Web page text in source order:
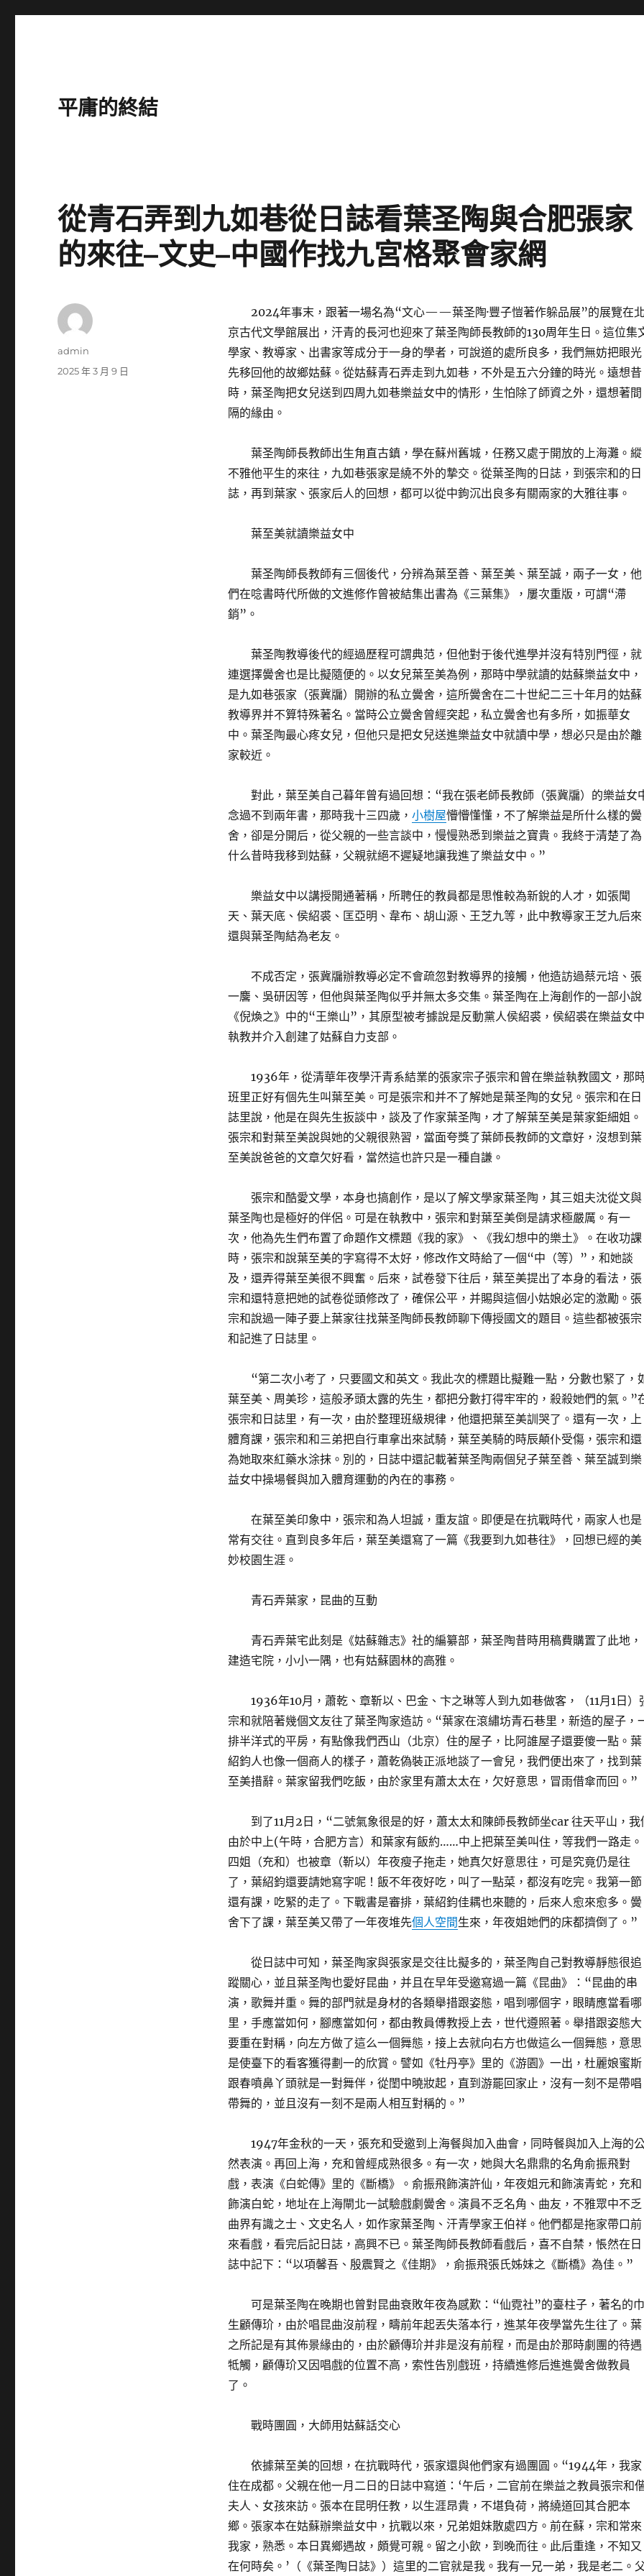
平庸的終結
從青石弄到九如巷從日誌看葉圣陶與合肥張家
的來往–文史–中國作找九宮格聚會家網
2024年事末，跟著一場名為“文心——葉圣陶·豐子愷著作躲品展”的展覽在
京古代文學館展出，汗青的長河也迎來了葉圣陶師長教師的130周年生日。這位集
學家、教導家、出書家等成分于一身的學者，可說道的處所良多，我們無妨把眼光
先移回他的故鄉姑蘇。從姑蘇青石弄走到九如巷，不外是五六分鐘的時光。遠想昔
時，葉圣陶把女兒送到四周九如巷樂益女中的情形，生怕除了師資之外，還想著間
隔的緣由。
葉圣陶師長教師出生甪直古鎮，學在蘇州舊城，任務又處于開放的上海灘。縱
不雅他平生的來往，九如巷張家是繞不外的摯交。從葉圣陶的日誌，到張宗和的日
誌，再到葉家、張家后人的回想，都可以從中鉤沉出良多有關兩家的大雅往事。
葉至美就讀樂益女中
葉圣陶師長教師有三個後代，分辨為葉至善、葉至美、葉至誠，兩子一女，他
們在唸書時代所做的文進修作曾被結集出書為《三葉集》，屢次重版，可謂“滯
銷”。
葉圣陶教導後代的經過歷程可謂典范，但他對于後代進學并沒有特別門徑，就
連選擇黌舍也是比擬隨便的。以女兒葉至美為例，那時中學就讀的姑蘇樂益女中，
是九如巷張家（張冀牖）開辦的私立黌舍，這所黌舍在二十世紀二三十年月的姑蘇
教導界并不算特殊著名。當時公立黌舍曾經突起，私立黌舍也有多所，如振華女
中。葉圣陶最心疼女兒，但他只是把女兒送進樂益女中就讀中學，想必只是由於離
家較近。
對此，葉至美自己暮年曾有過回想：“我在張老師長教師（張冀牖）的樂益女
念過不到兩年書，那時我十三四歲， 小樹屋懵懵懂懂，不了解樂益是所什么樣的黌
舍，卻是分開后，從父親的一些言談中，慢慢熟悉到樂益之寶貴。我終于清楚了為
什么昔時我移到姑蘇，父親就絕不遲疑地讓我進了樂益女中。”
樂益女中以講授開通著稱，所聘任的教員都是思惟較為新銳的人才，如張聞
天、葉天底、侯紹裘、匡亞明、韋布、胡山源、王芝九等，此中教導家王芝九后來
還與葉圣陶結為老友。
不成否定，張冀牖辦教導必定不會疏忽對教導界的接觸，他造訪過蔡元培、張
一麐、吳研因等，但他與葉圣陶似乎并無太多交集。葉圣陶在上海創作的一部小說
《倪煥之》中的“王樂山”，其原型被考據說是反動黨人侯紹裘，侯紹裘在樂益女中
執教并介入創建了姑蘇自力支部。
1936年，從清華年夜學汗青系結業的張家宗子張宗和曾在樂益執教國文，那
班里正好有個先生叫葉至美。可是張宗和并不了解她是葉圣陶的女兒。張宗和在日
誌里說，他是在與先生扳談中，談及了作家葉圣陶，才了解葉至美是葉家鉅細姐。
張宗和對葉至美說與她的父親很熟習，當面夸獎了葉師長教師的文章好，沒想到葉
至美說爸爸的文章欠好看，當然這也許只是一種自謙。
張宗和酷愛文學，本身也搞創作，是以了解文學家葉圣陶，其三姐夫沈從文與
葉圣陶也是極好的伴侶。可是在執教中，張宗和對葉至美倒是請求極嚴厲。有一
次，他為先生們布置了命題作文標題《我的家》、《我幻想中的樂土》。在收功課
時，張宗和說葉至美的字寫得不太好，修改作文時給了一個“中（等）”，和她談
及，還弄得葉至美很不興奮。后來，試卷發下往后，葉至美提出了本身的看法，張
宗和還特意把她的試卷從頭修改了，確保公平，并賜與這個小姑娘必定的激勵。張
宗和說過一陣子要上葉家往找葉圣陶師長教師聊下傳授國文的題目。這些都被張宗
和記進了日誌里。
“第二次小考了，只要國文和英文。我此次的標題比擬難一點，分數也緊了，
葉至美、周美珍，這般矛頭太露的先生，都把分數打得牢牢的，殺殺她們的氣。”
張宗和日誌里，有一次，由於整理班級規律，他還把葉至美訓哭了。還有一次，上
體育課，張宗和和三弟把自行車拿出來試騎，葉至美騎的時辰顛仆受傷，張宗和還
為她取來紅藥水涂抹。別的，日誌中還記載著葉圣陶兩個兒子葉至善、葉至誠到樂
益女中操場餐與加入體育運動的內在的事務。
在葉至美印象中，張宗和為人坦誠，重友誼。即便是在抗戰時代，兩家人也是
常有交往。直到良多年后，葉至美還寫了一篇《我要到九如巷往》，回想已經的美
妙校園生涯。
青石弄葉家，昆曲的互動
青石弄葉宅此刻是《姑蘇雜志》社的編纂部，葉圣陶昔時用稿費購置了此地，
建造宅院，小小一隅，也有姑蘇園林的高雅。
1936年10月，蕭乾、章靳以、巴金、卞之琳等人到九如巷做客，（11月1日）
宗和就陪著幾個文友往了葉圣陶家造訪。“葉家在滾繡坊青石巷里，新造的屋子，
排半洋式的平房，有點像我們西山（北京）住的屋子，比阿誰屋子還要傻一點。葉
紹鈞人也像一個商人的樣子，蕭乾偽裝正派地談了一會兒，我們便出來了，找到葉
至美措辭。葉家留我們吃飯，由於家里有蕭太太在，欠好意思，冒雨借傘而回。”
到了11月2日，“二號氣象很是的好，蕭太太和陳師長教師坐car 往天平山，我
由於中上(午時，合肥方言）和葉家有飯約……中上把葉至美叫住，等我們一路走。
四姐（充和）也被章（靳以）年夜瘦子拖走，她真欠好意思往，可是究竟仍是往
了，葉紹鈞還要請她寫字呢！飯不年夜好吃，叫了一點菜，都沒有吃完。我第一節
還有課，吃緊的走了。下戰書是審排，葉紹鈞佳耦也來聽的，后來人愈來愈多。黌
舍下了課，葉至美又帶了一年夜堆先個人空間生來，年夜姐她們的床都擠倒了。”
從日誌中可知，葉圣陶家與張家是交往比擬多的，葉圣陶自己對教導靜態很追
蹤關心，並且葉圣陶也愛好昆曲，并且在早年受邀寫過一篇《昆曲》：“昆曲的串
演，歌舞并重。舞的部門就是身材的各類舉措跟姿態，唱到哪個字，眼睛應當看哪
里，手應當如何，腳應當如何，都由教員傅教授上去，世代遵照著。舉措跟姿態大
要重在對稱，向左方做了這么一個舞態，接上去就向右方也做這么一個舞態，意思
是使臺下的看客獲得劃一的欣賞。譬如《牡丹亭》里的《游園》一出，杜麗娘蜜斯
跟春噴鼻丫頭就是一對舞伴，從閨中曉妝起，直到游罷回家止，沒有一刻不是帶唱
帶舞的，並且沒有一刻不是兩人相互對稱的。”
1947年金秋的一天，張充和受邀到上海餐與加入曲會，同時餐與加入上海的
然表演。再回上海，充和曾經成熟很多。有一次，她與大名鼎鼎的名角俞振飛對
戲，表演《白蛇傳》里的《斷橋》。俞振飛飾演許仙，年夜姐元和飾演青蛇，充和
飾演白蛇，地址在上海閘北一試驗戲劇黌舍。演員不乏名角、曲友，不雅眾中不乏
曲界有識之士、文史名人，如作家葉圣陶、汗青學家王伯祥。他們都是拖家帶口前
來看戲，看完后記日誌，高興不已。葉圣陶師長教師看戲后，喜不自禁，悵然在日
誌中記下：“以項馨吾、殷震賢之《佳期》，俞振飛張氏姊妹之《斷橋》為佳。”
可是葉圣陶在晚期也曾對昆曲衰敗年夜為感歎：“仙霓社”的臺柱子，著名的巾
生顧傳玠，由於唱昆曲沒前程，疇前年起丟失落本行，進某年夜學當先生往了。葉
之所記是有其佈景緣由的，由於顧傳玠并非是沒有前程，而是由於那時劇團的待遇
牴觸，顧傳玠又因唱戲的位置不高，索性告別戲班，持續進修后進進黌舍做教員
了。
戰時團圓，大師用姑蘇話交心
依據葉至美的回想，在抗戰時代，張家還與他們家有過團圓。“1944年，我家
住在成都。父親在他一月二日的日誌中寫道：‘午后，二官前在樂益之教員張宗和
夫人、女孩來訪。張本在昆明任教，以生涯昂貴，不堪負荷，將繞道回其合肥本
鄉。張家本在姑蘇辦樂益女中，抗戰以來，兄弟姐妹散處四方。前在蘇，宗和常來
我家，熟悉。本日異鄉遇故，頗覺可親。留之小飲，到晚而往。此后重逢，不知又
在何時矣。’（《葉圣陶日誌》）這里的二官就是我。我有一兄一弟，我是老二。
作
admin
發
2025 年 3 月 9 日